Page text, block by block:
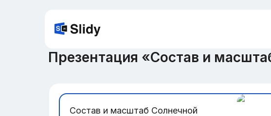
Презентация «Состав и
Состав и масштаб Солнечной